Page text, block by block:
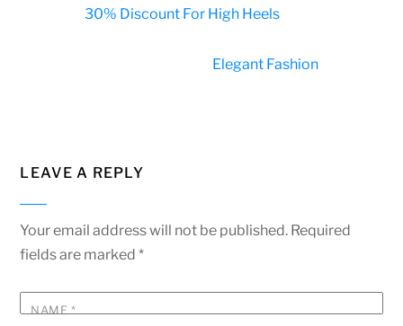
30% Discount For High Heels
Elegant Fashion
LEAVE A REPLY
Your email address will not be published. Required
fields are marked*
NAME*